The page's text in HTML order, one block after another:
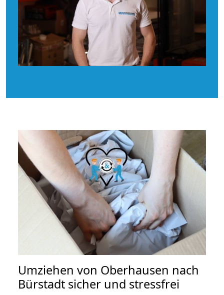
Umziehen von Oberhausen nach
Bürstadt sicher und stressfrei